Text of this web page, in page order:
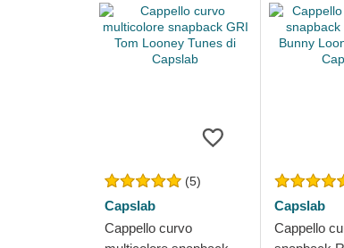
(5)
Capslab
Cappello curvo
Capslab
Cappello